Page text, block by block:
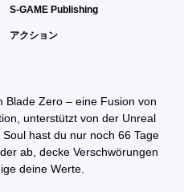
S-GAME Publishing
アクション
Blade Zero – eine Fusion von
unterstützt von der Unreal
hast du nur noch 66 Tage
ab, decke Verschwörungen
deine Werte.